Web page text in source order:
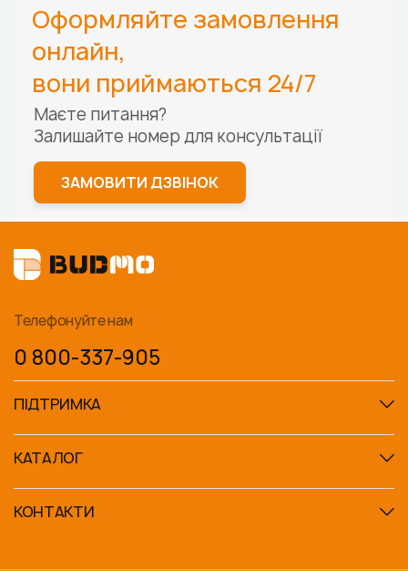
Оформляйте замовлення
онлайн,
вони приймаються 24/7
Маєте питання?
Залишайте номер для консультації
ЗАМОВИТИ ДЗВІНОК
Телефонуйте нам
0 800-337-905
ПІДТРИМКА
КАТАЛОГ
КОНТАКТИ